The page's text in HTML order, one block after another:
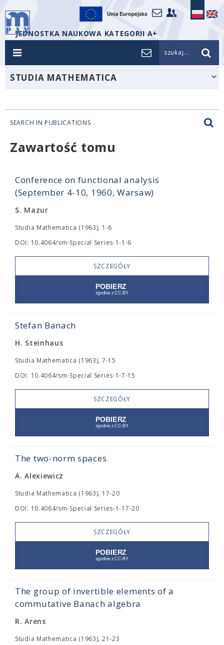
JEDNOSTKA NAUKOWA KATEGORII A+
szukaj...
STUDIA MATHEMATICA
SEARCH IN PUBLICATIONS
Zawartość tomu
Conference on functional analysis
(September 4-10, 1960, Warsaw)
S. Mazur
Studia Mathematica (1963), 1-6
DOI: 10.4064/sm-Special Series-1-1-6
SZCZEGÓŁY
Stefan Banach
H. Steinhaus
Studia Mathematica (1963), 7-15
DOI: 10.4064/sm-Special Series-1-7-15
SZCZEGÓŁY
The two-norm spaces
A. Alexiewicz
Studia Mathematica (1963), 17-20
DOI: 10.4064/sm-Special Series-1-17-20
SZCZEGÓŁY
The group of invertible elements of a
commutative Banach algebra
R. Arens
Studia Mathematica (1963), 21-23